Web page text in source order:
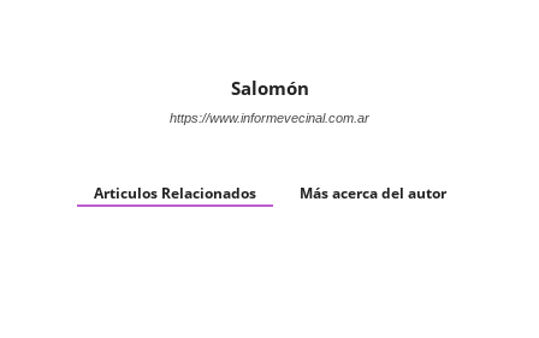
Salomón
https://www.informevecinal.com.ar
Articulos Relacionados Más acerca del autor